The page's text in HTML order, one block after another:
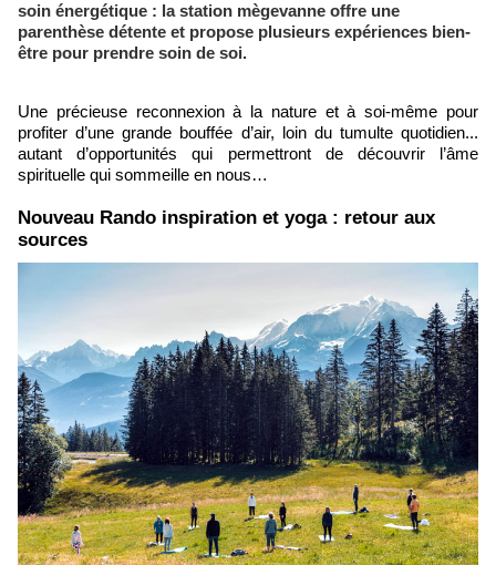
soin énergétique : la station mègevanne offre une
parenthèse détente et propose plusieurs expériences bien-
être pour prendre soin de soi.
Une précieuse reconnexion à la nature et à soi-même pour
profiter d’une grande bouffée d’air, loin du tumulte quotidien...
autant d’opportunités qui permettront de découvrir l’âme
spirituelle qui sommeille en nous…
Nouveau Rando inspiration et yoga : retour aux
sources